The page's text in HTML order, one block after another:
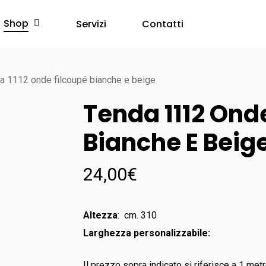
Shop Servizi Contatti
1112 onde filcoupé bianche e beige
Tenda 1112
Bianche E
24,00€
Altezza: cm. 310
Larghezza personalizzabile: